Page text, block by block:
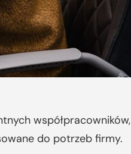
współpracowników,
do potrzeb firmy.